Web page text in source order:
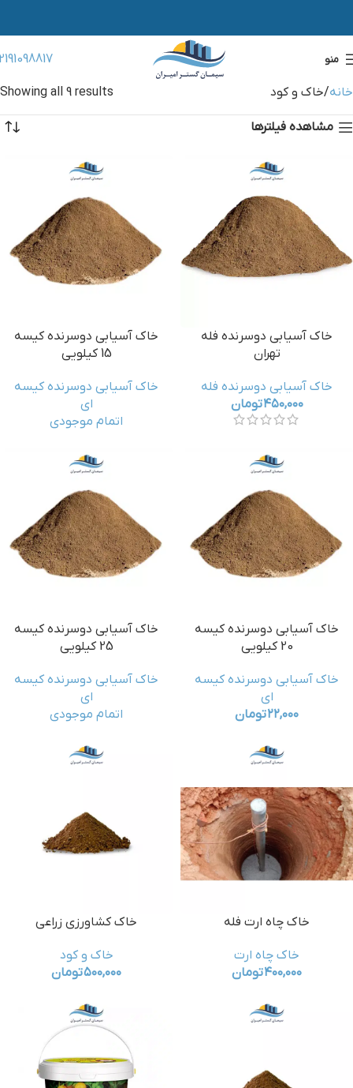
منو
خانه خاک و کود Showing all 9 results
مشاهده فیلترها
خاک آسیابی دوسرنده فله
تهران
خاک آسیابی دوسرنده فله
۴۵۰,۰۰۰تومان
خاک آسیابی دوسرنده کیسه
15 کیلویی
خاک آسیابی دوسرنده کیسه
ای
اتمام موجودی
خاک آسیابی دوسرنده کیسه
20 کیلویی
خاک آسیابی دوسرنده کیسه
ای
۲۲,۰۰۰تومان
خاک آسیابی دوسرنده کیسه
25 کیلویی
خاک آسیابی دوسرنده کیسه
ای
اتمام موجودی
خاک چاه ارت فله
خاک چاه ارت
۴۰۰,۰۰۰تومان
خاک کشاورزی زراعی
خاک و کود
۵۰۰,۰۰۰تومان